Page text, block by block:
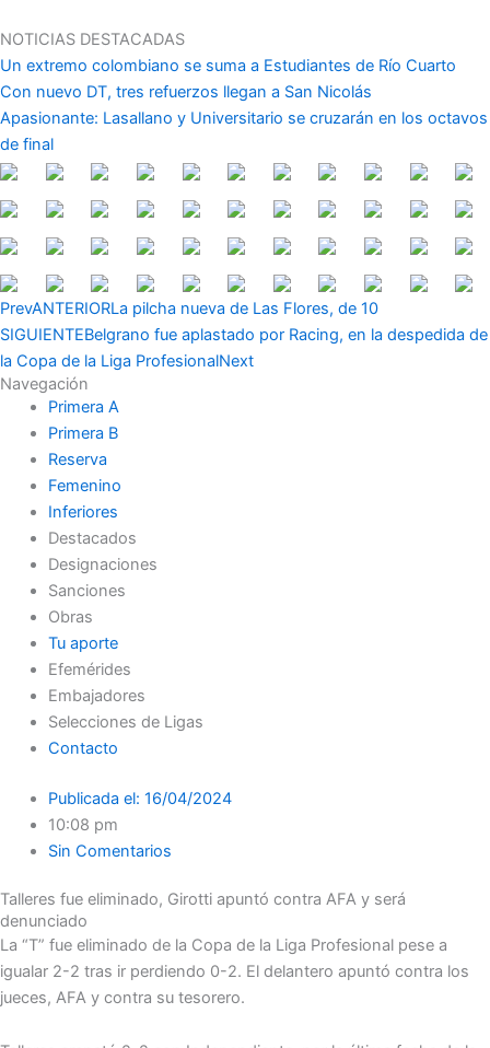
al
contenido
NOTICIAS DESTACADAS
Un extremo colombiano se suma a Estudiantes de Río Cuarto
Con nuevo DT, tres refuerzos llegan a San Nicolás
Apasionante: Lasallano y Universitario se cruzarán en los octavos
de final
PrevANTERIORLa pilcha nueva de Las Flores, de 10
SIGUIENTEBelgrano fue aplastado por Racing, en la despedida de
la Copa de la Liga ProfesionalNext
Navegación
Primera A
Primera B
Reserva
Femenino
Inferiores
Destacados
Designaciones
Sanciones
Obras
Tu aporte
Efemérides
Embajadores
Selecciones de Ligas
Contacto
Publicada el: 16/04/2024
10:08 pm
Sin Comentarios
Talleres fue eliminado, Girotti apuntó contra AFA y será
denunciado
La “T” fue eliminado de la Copa de la Liga Profesional pese a
igualar 2-2 tras ir perdiendo 0-2. El delantero apuntó contra los
jueces, AFA y contra su tesorero.